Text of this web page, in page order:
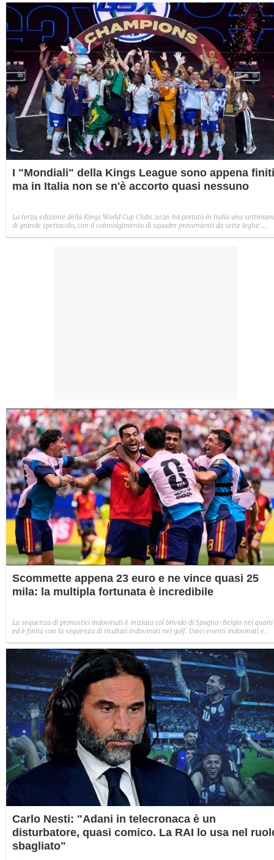
I "Mondiali" della Kings League sono appena
ma in Italia non se n'è accorto quasi nessuno
La terza edizione della Kings World Cup Clubs 2026 ha portato in Italia una
di grande spettacolo, con il coinvolgimento di squadre provenienti da sette leghe:
Scommette appena 23 euro e ne vince quasi 25
mila: la multipla fortunata è incredibile
La sequenza di pronostici indovinati è iniziata col brivido di Spagna-Belgio nei quarti
ed è finita con la sequenza di risultati indovinati nel golf. Dieci eventi indovinati e
Carlo Nesti: "Adani in telecronaca è un
disturbatore, quasi comico. La RAI lo usa nel
sbagliato"